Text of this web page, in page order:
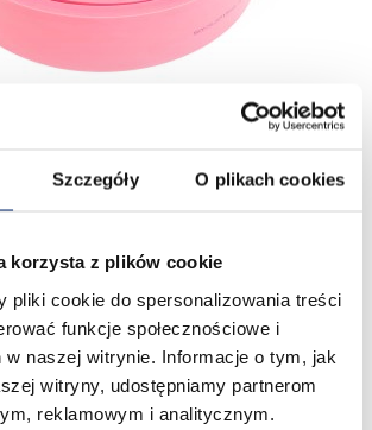
Szczegóły O plikach cookies
korzysta z plików cookie
pliki cookie do spersonalizowania treści
funkcje społecznościowe i
w naszej witrynie. Informacje o tym, jak
witryny, udostępniamy partnerom
reklamowym i analitycznym.
Cena regularna:69,74 zł
Cena netto:17,92 zł
DO KOSZYKA